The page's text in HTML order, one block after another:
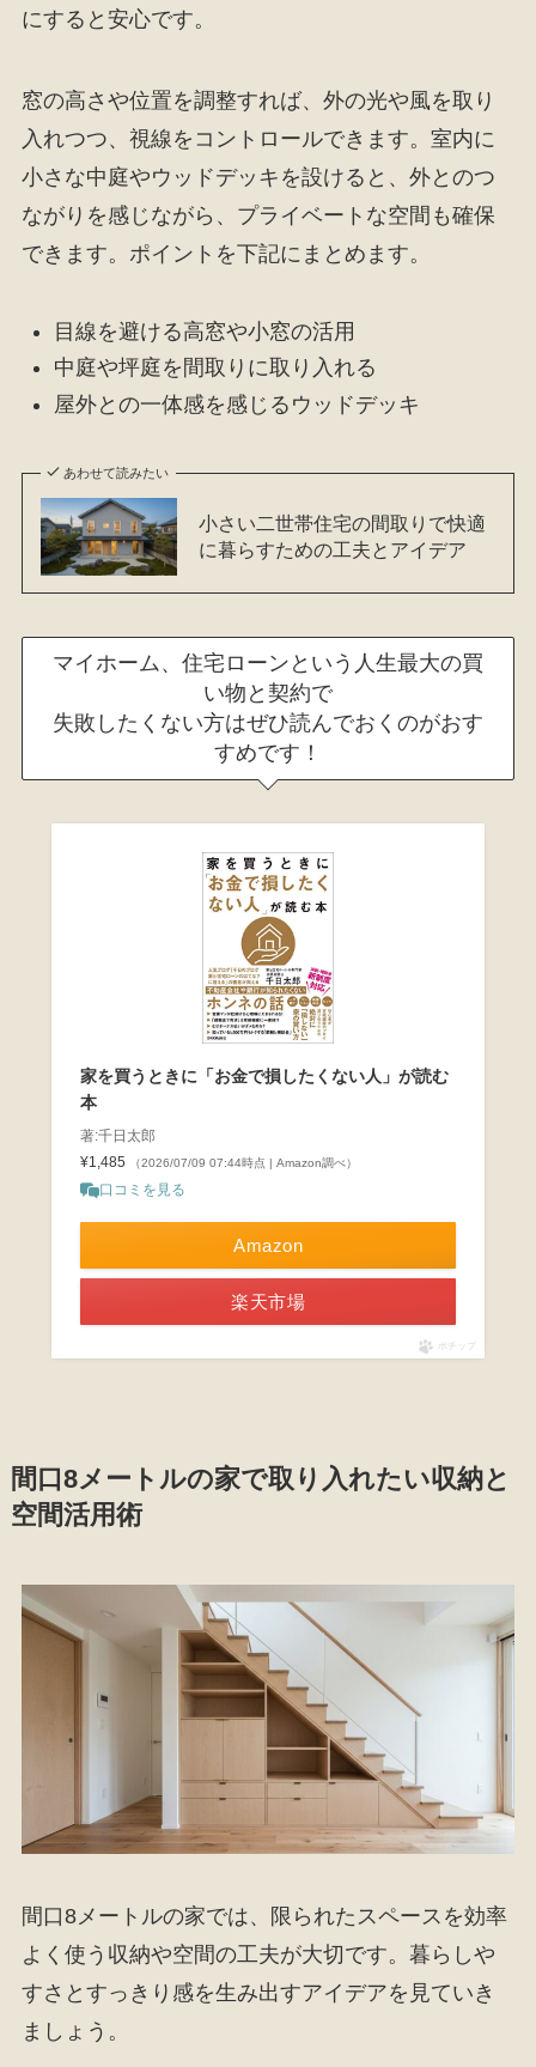
にすると安心です。
窓の高さや位置を調整すれば、外の光や風を取り
入れつつ、視線をコントロールできます。室内に
小さな中庭やウッドデッキを設けると、外とのつ
ながりを感じながら、プライベートな空間も確保
できます。ポイントを下記にまとめます。
目線を避ける高窓や小窓の活用
中庭や坪庭を間取りに取り入れる
屋外との一体感を感じるウッドデッキ
あわせて読みたい
小さい二世帯住宅の間取りで快適
に暮らすための工夫とアイデア
マイホーム、住宅ローンという人生最大の買
い物と契約で
失敗したくない方はぜひ読んでおくのがおす
すめです！
家を買うときに「お金で損したくない人」が読む
本
著:千日太郎
¥1,485
（2026/07/09 07:44時点 | Amazon調べ）
口コミを見る
Amazon
楽天市場
ポチップ
間口8メートルの家で取り入れたい収納と
空間活用術
間口8メートルの家では、限られたスペースを効率
よく使う収納や空間の工夫が大切です。暮らしや
すさとすっきり感を生み出すアイデアを見ていき
ましょう。